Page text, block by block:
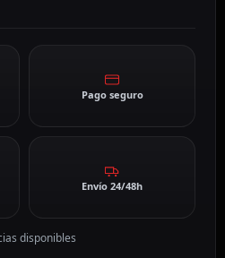
Pago seguro
Envío 24/48h
disponibles